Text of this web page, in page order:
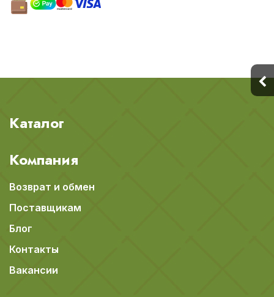
Каталог
Компания
Возврат и обмен
Поставщикам
Блог
Контакты
Вакансии